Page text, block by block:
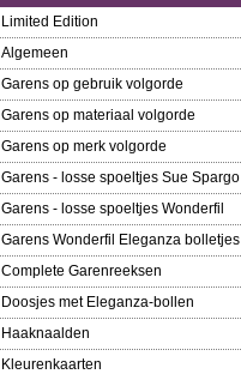
Limited Edition
Algemeen
Garens op gebruik volgorde
Garens op materiaal volgorde
Garens op merk volgorde
Garens - losse spoeltjes Sue Spargo
Garens - losse spoeltjes Wonderfil
Garens Wonderfil Eleganza bolletjes
Complete Garenreeksen
Doosjes met Eleganza-bollen
Haaknaalden
Kleurenkaarten